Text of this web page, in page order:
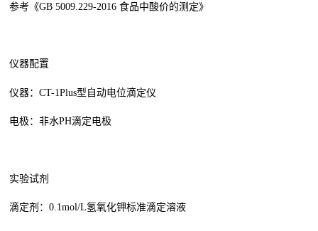
参考《GB 5009.229-2016 食品中酸价的测定》
仪器配置
仪器：CT-1Plus型自动电位滴定仪
电极：非水PH滴定电极
实验试剂
滴定剂：0.1mol/L氢氧化钾标准滴定溶液